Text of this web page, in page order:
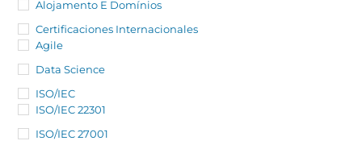
Alojamento E Domínios
Certificaciones Internacionales
Agile
Data Science
ISO/IEC
ISO/IEC 22301
ISO/IEC 27001